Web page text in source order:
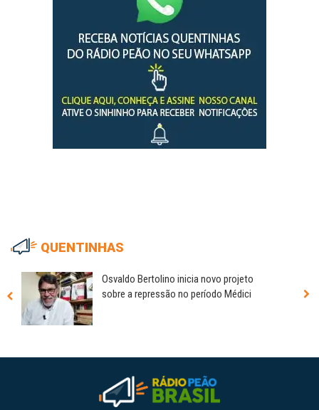
QUENTINHAS
Osvaldo Bertolino inicia novo projeto
sobre a repressão no período Médici